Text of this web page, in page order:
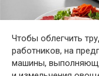
Чтобы облегчить
работников, на
машины,